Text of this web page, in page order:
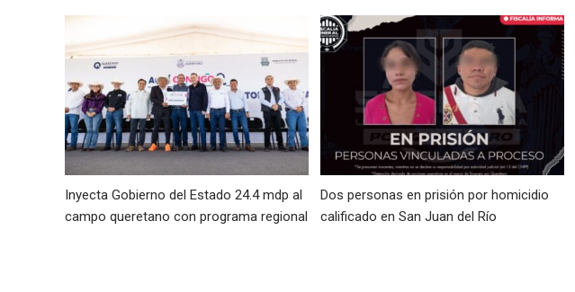
Inyecta Gobierno del Estado 24.4 mdp al
campo queretano con programa regional
Dos personas en prisión por homicidio
calificado en San Juan del Río